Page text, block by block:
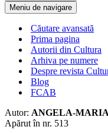
Meniu de navigare
Căutare avansată
Prima pagina
Autorii din Cultura
Arhiva pe numere
Despre revista
Blog
FCAB
Autor: ANGELA-
Apărut în nr. 513